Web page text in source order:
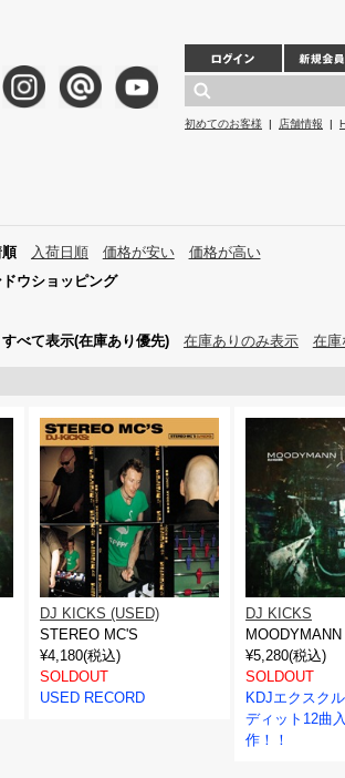
初めてのお客様 | 店舗情報 |
入荷日順 価格が安い
価格が高い
ウショッピング
すべて表示(在庫あり優先) 在庫ありのみ表示 在庫
DJ KICKS (USED)
STEREO MC'S
¥4,180(税込)
SOLDOUT
USED RECORD
DJ KICKS
MOODYMANN
¥5,280(税込)
SOLDOUT
KDJエクスク
ディット12曲
作！！